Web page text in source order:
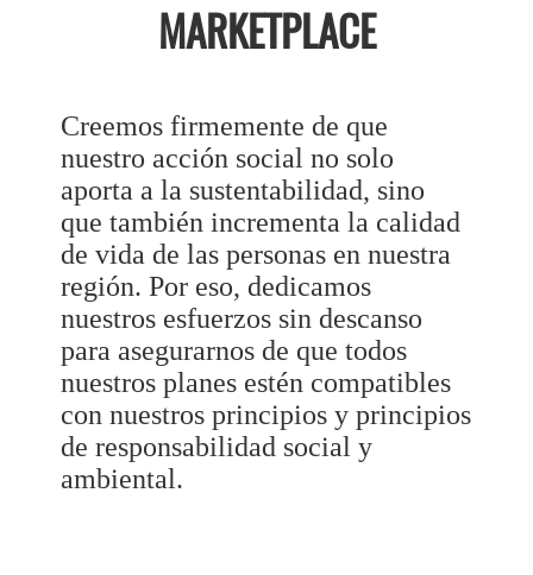
MARKETPLACE
Creemos firmemente de que
nuestro acción social no solo
aporta a la sustentabilidad, sino
que también incrementa la calidad
de vida de las personas en nuestra
región. Por eso, dedicamos
nuestros esfuerzos sin descanso
para asegurarnos de que todos
nuestros planes estén compatibles
con nuestros principios y principios
de responsabilidad social y
ambiental.